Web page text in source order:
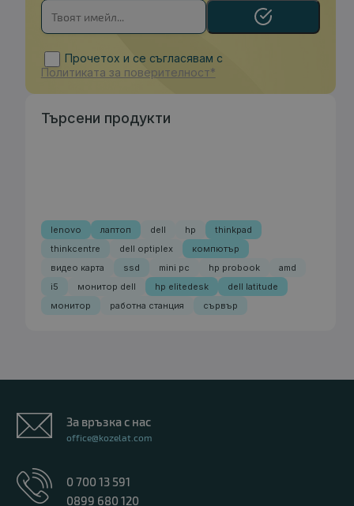
Прочетох и се съгласявам с
Политиката за поверителност*
Търсени продукти
lenovo лаптоп dell hp
thinkpad
thinkcentre
dell optiplex
компютър
видео карта
ssd mini pc hp probook
amd
i5
монитор dell hp elitedesk
dell latitude
монитор
работна станция сървър
За връзка с нас
office@kozelat.com
0 700 13 591
0899 680 120